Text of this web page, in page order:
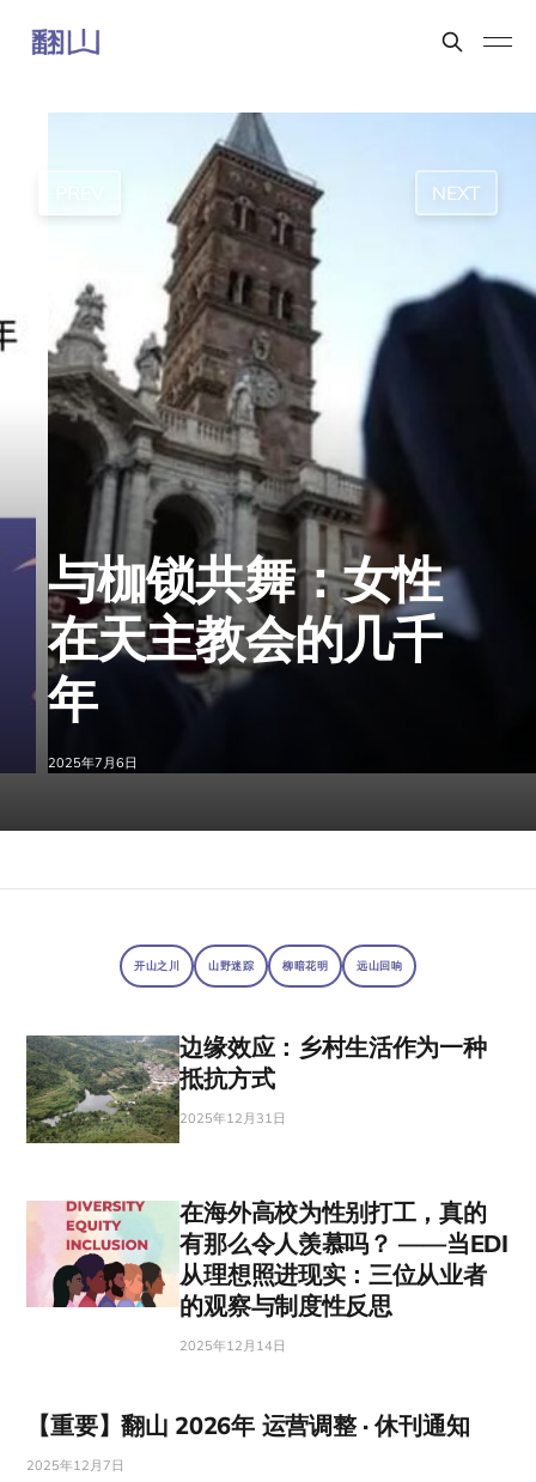
与枷锁共舞：女性
在天主教会的几千
年
2025年7月6日
PREV NEXT
开山之川 山野迷踪 柳暗花明 远山回响
边缘效应：乡村生活作为一种
抵抗方式
2025年12月31日
在海外高校为性别打工，真的
有那么令人羡慕吗？ ——当EDI
从理想照进现实：三位从业者
的观察与制度性反思
2025年12月14日
【重要】翻山 2026年 运营调整 · 休刊通知
2025年12月7日